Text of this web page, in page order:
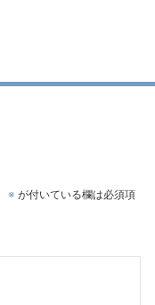
※ が付いている欄は必須項